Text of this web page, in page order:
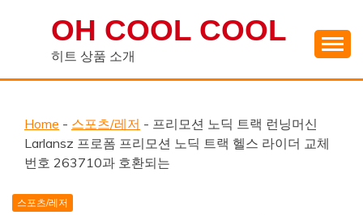
OH COOL COOL
히트 상품 소개
Home - 스포츠/레저 - 프리모션 노딕 트랙 런닝머신
Larlansz 프로폼 프리모션 노딕 트랙 헬스 라이더 교체
번호 263710과 호환되는
스포츠/레저